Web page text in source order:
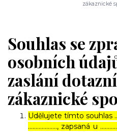
zákaznické
Souhlas se
osobních
zaslání
zákaznické
Udělujete tímto souhlas
………………., zapsaná u